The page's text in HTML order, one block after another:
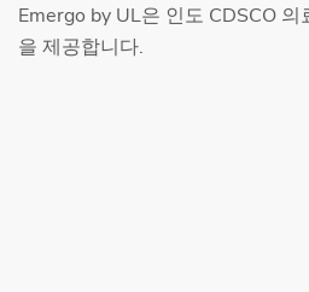
Emergo by UL은 인도 CDSCO
을 제공합니다.